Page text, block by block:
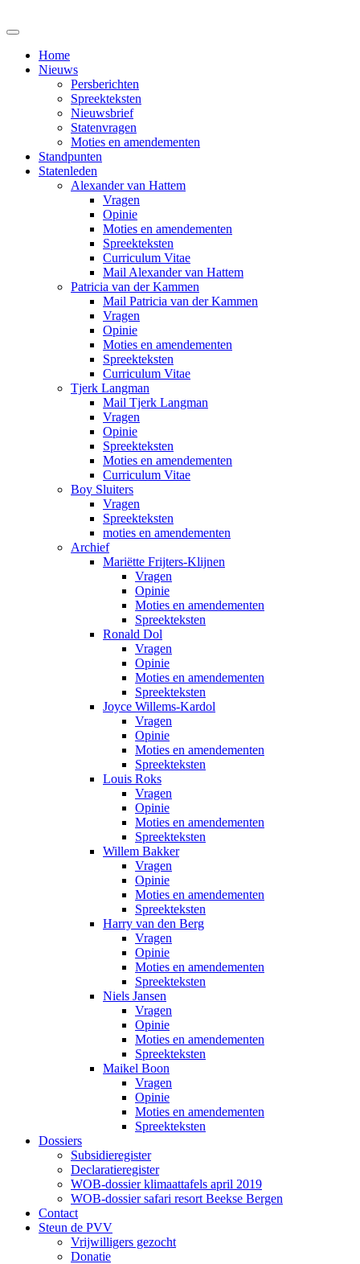
Home
Nieuws
Persberichten
Spreekteksten
Nieuwsbrief
Statenvragen
Moties en amendementen
Standpunten
Statenleden
Alexander van Hattem
Vragen
Opinie
Moties en amendementen
Spreekteksten
Curriculum Vitae
Mail Alexander van Hattem
Patricia van der Kammen
Mail Patricia van der Kammen
Vragen
Opinie
Moties en amendementen
Spreekteksten
Curriculum Vitae
Tjerk Langman
Mail Tjerk Langman
Vragen
Opinie
Spreekteksten
Moties en amendementen
Curriculum Vitae
Boy Sluiters
Vragen
Spreekteksten
moties en amendementen
Archief
Mariëtte Frijters-Klijnen
Vragen
Opinie
Moties en amendementen
Spreekteksten
Ronald Dol
Vragen
Opinie
Moties en amendementen
Spreekteksten
Joyce Willems-Kardol
Vragen
Opinie
Moties en amendementen
Spreekteksten
Louis Roks
Vragen
Opinie
Moties en amendementen
Spreekteksten
Willem Bakker
Vragen
Opinie
Moties en amendementen
Spreekteksten
Harry van den Berg
Vragen
Opinie
Moties en amendementen
Spreekteksten
Niels Jansen
Vragen
Opinie
Moties en amendementen
Spreekteksten
Maikel Boon
Vragen
Opinie
Moties en amendementen
Spreekteksten
Dossiers
Subsidieregister
Declaratieregister
WOB-dossier klimaattafels april 2019
WOB-dossier safari resort Beekse Bergen
Contact
Steun de PVV
Vrijwilligers gezocht
Donatie